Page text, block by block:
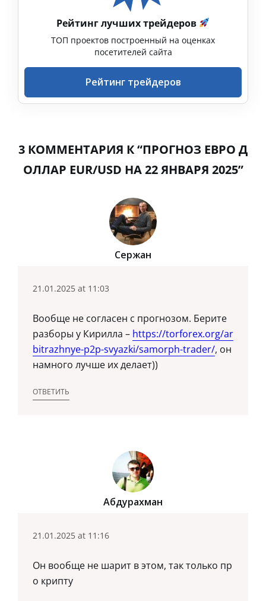
Рейтинг лучших трейдеров
ТОП проектов построенный на оценках
посетителей сайта
Рейтинг трейдеров
3 КОММЕНТАРИЯ К “ПРОГНОЗ ЕВРО Д
ОЛЛАР EUR/USD НА 22 ЯНВАРЯ 2025”
Сержан
21.01.2025 at 11:03
Вообще не согласен с прогнозом. Берите
разборы у Кирилла – https://torforex.org/ar
bitrazhnye-p2p-svyazki/samorph-trader/, он
намного лучше их делает))
ОТВЕТИТЬ
Абдурахман
21.01.2025 at 11:16
Он вообще не шарит в этом, так только пр
о крипту